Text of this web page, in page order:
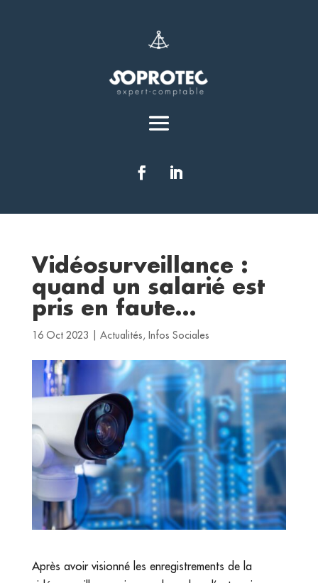
Vidéosurveillance :
quand un salarié est
pris en faute…
16 Oct 2023 Actualités , Infos Sociales
Après avoir visionné les enregistrements de la